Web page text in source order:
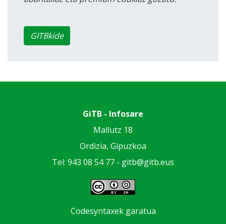
GITBkide
GiTB - Infosare
Mallutz 18
Ordizia, Gipuzkoa
Tel: 943 08 54 77 - gitb@gitb.eus
Codesyntaxek garatua